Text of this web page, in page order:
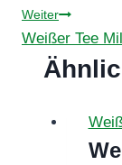
Weiter
Weißer Tee